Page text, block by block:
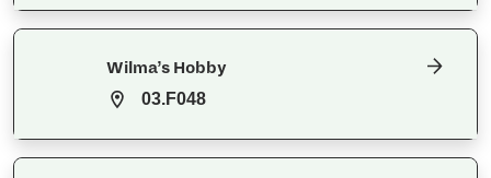
Wilma’s Hobby
03.F048